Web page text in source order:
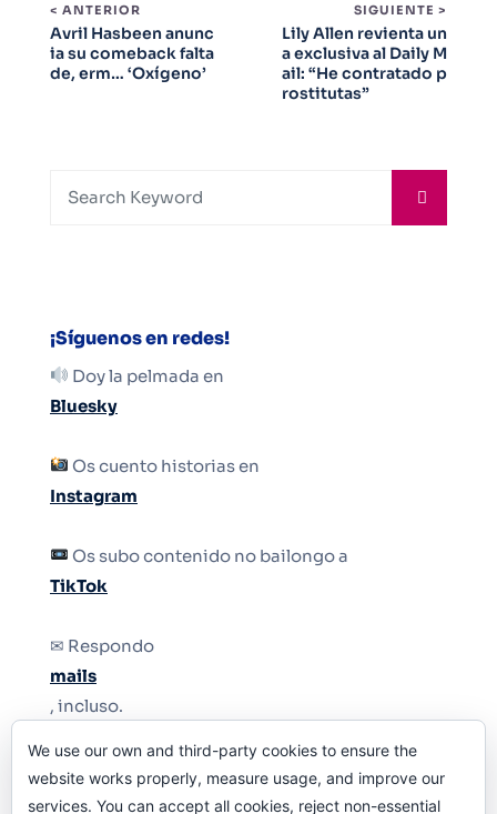
< ANTERIOR
Avril Hasbeen anunc
ia su comeback falta
de, erm… ‘Oxígeno’
SIGUIENTE >
Lily Allen revienta un
a exclusiva al Daily M
ail: “He contratado p
rostitutas”
¡Síguenos en redes!
Doy la pelmada en
Bluesky
Os cuento historias en
Instagram
Os subo contenido no bailongo a
TikTok
✉ Respondo
mails
, incluso.
Y si una persona no puede tener teléfono, que
le quiten el teléfono.
We use our own and third-party cookies to ensure the
website works properly, measure usage, and improve our
services. You can accept all cookies, reject non-essential